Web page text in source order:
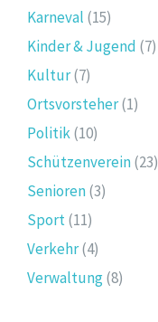
Karneval (15)
Kinder & Jugend (7)
Kultur(7)
Ortsvorsteher(1)
Politik(10)
Schützenverein(23)
Senioren(3)
Sport(11)
Verkehr(4)
Verwaltung(8)